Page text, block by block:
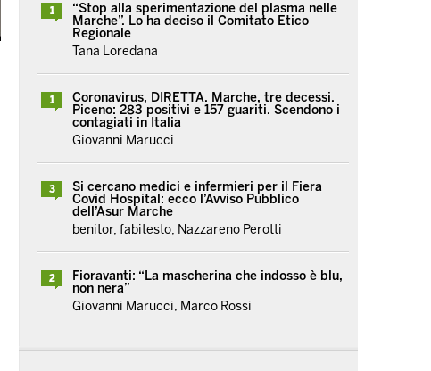
1
“Stop alla sperimentazione del plasma nelle
Marche”. Lo ha deciso il Comitato Etico
Regionale
Tana Loredana
1
Coronavirus, DIRETTA. Marche, tre decessi.
Piceno: 283 positivi e 157 guariti. Scendono i
contagiati in Italia
Giovanni Marucci
3
Si cercano medici e infermieri per il Fiera
Covid Hospital: ecco l’Avviso Pubblico
dell’Asur Marche
benitor, fabitesto, Nazzareno Perotti
2
Fioravanti: “La mascherina che indosso è blu,
non nera”
Giovanni Marucci, Marco Rossi